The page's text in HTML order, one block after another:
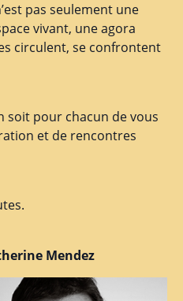
pas seulement une
vivant, une agora
circulent, se confrontent
soit pour chacun de vous
et de rencontres
Mendez